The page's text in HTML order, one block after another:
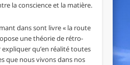
la conscience et la matière.
dans sont livre « la route
une théorie de rétro-
qu’en réalité toutes
que nous vivons dans nos